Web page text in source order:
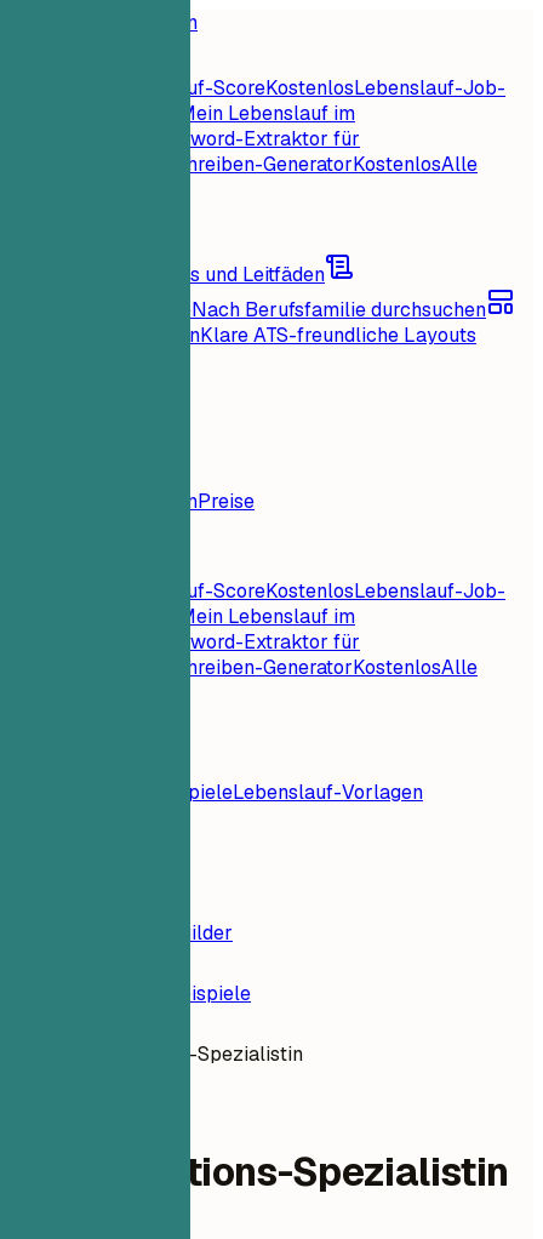
Funktionen
Sofortiger Lebenslauf-ScoreKostenlosLebenslauf-Job-
Mein Lebenslauf im
Keyword-Extraktor für
Anschreiben-GeneratorKostenlosAlle
Karrieretipps und Leitfäden
LebenslaufbeispieleNach Berufsfamilie durchsuchen
Lebenslauf-VorlagenKlare ATS-freundliche Layouts
FunktionenPreise
Sofortiger Lebenslauf-ScoreKostenlosLebenslauf-Job-
Mein Lebenslauf im
Keyword-Extraktor für
Anschreiben-GeneratorKostenlosAlle
LebenslaufbeispieleLebenslauf-Vorlagen
Lebenslauf-Builder
Lebenslauf-Beispiele
Ad-Operations-Spezialistin
Ad-Operations-Spezialistin